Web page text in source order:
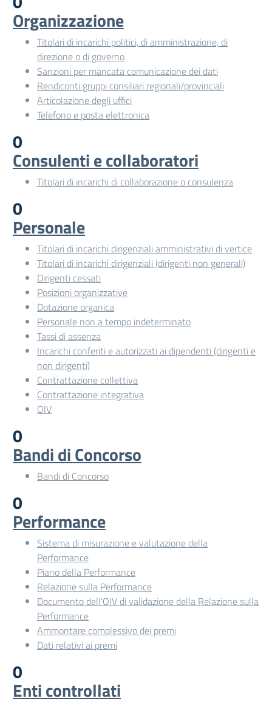
Organizzazione
Titolari di incarichi politici, di amministrazione, di
direzione o di governo
Sanzioni per mancata comunicazione dei dati
Rendiconti gruppi consiliari regionali/provinciali
Articolazione degli uffici
Telefono e posta elettronica
0
Consulenti e collaboratori
Titolari di incarichi di collaborazione o consulenza
0
Personale
Titolari di incarichi dirigenziali amministrativi di vertice
Titolari di incarichi dirigenziali (dirigenti non generali)
Dirigenti cessati
Posizioni organizzative
Dotazione organica
Personale non a tempo indeterminato
Tassi di assenza
Incarichi conferiti e autorizzati ai dipendenti (dirigenti e
non dirigenti)
Contrattazione collettiva
Contrattazione integrativa
OIV
0
Bandi di Concorso
Bandi di Concorso
0
Performance
Sistema di misurazione e valutazione della
Performance
Piano della Performance
Relazione sulla Performance
Documento dell'OIV di validazione della Relazione sulla
Performance
Ammontare complessivo dei premi
Dati relativi ai premi
0
Enti controllati